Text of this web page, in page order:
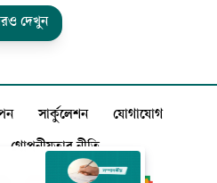
দেখুন
সার্কুলেশন যোগাযোগ
গোপনীয়তার নীতি